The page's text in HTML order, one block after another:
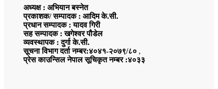
अध्यक्ष : अभियान बस्नेत
प्रकाशक/ सम्पादक : आदिम के.सी.
प्रधान सम्पादक : यादव गिरी
सह सम्पादक : खगेश्वर पौडेल
व्यवस्थापक : दुर्गा के.सी.
सूचना विभाग दर्ता नम्बर:४०४१-२०७९/८० ,
प्रेस काउन्सिल नेपाल सूचिकृत नम्बर :४०३३